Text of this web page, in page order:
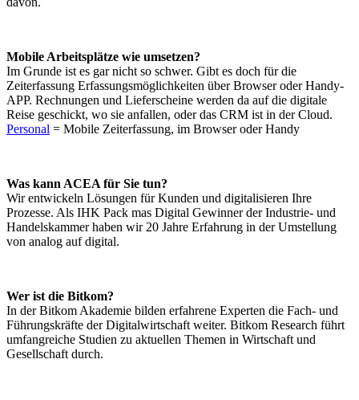
Mobile Arbeitsplätze wie umsetzen?
Im Grunde ist es gar nicht so schwer. Gibt es doch für die
Zeiterfassung Erfassungsmöglichkeiten über Browser oder Handy-
APP. Rechnungen und Lieferscheine werden da auf die digitale
Reise geschickt, wo sie anfallen, oder das CRM ist in der Cloud.
Personal = Mobile Zeiterfassung, im Browser oder Handy
Was kann ACEA für Sie tun?
Wir entwickeln Lösungen für Kunden und digitalisieren Ihre
Prozesse. Als IHK Pack mas Digital Gewinner der Industrie- und
Handelskammer haben wir 20 Jahre Erfahrung in der Umstellung
von analog auf digital.
Wer ist die Bitkom?
In der Bitkom Akademie bilden erfahrene Experten die Fach- und
Führungskräfte der Digitalwirtschaft weiter. Bitkom Research führt
umfangreiche Studien zu aktuellen Themen in Wirtschaft und
Gesellschaft durch.